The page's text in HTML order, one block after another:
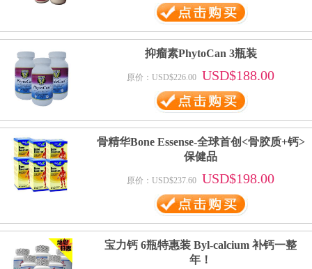
抑瘤素PhytoCan 3瓶装
原价：USD$226.00 USD$188.00
骨精华Bone Essense-全球首创<骨胶质+钙>
保健品
原价：USD$237.60 USD$198.00
宝力钙 6瓶特惠装 Byl-calcium 补钙一整
年！